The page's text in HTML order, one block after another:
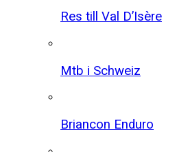
Res till Val D’Isère
Mtb i Schweiz
Briancon Enduro